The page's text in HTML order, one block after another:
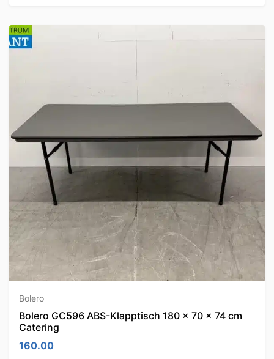
Bolero
Bolero GC596 ABS-Klapptisch 180 x 70 x 74 cm
Catering
160.00